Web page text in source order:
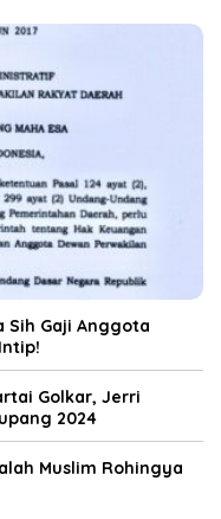
Sih Gaji Anggota
Golkar, Jerri
2024
Muslim Rohingya